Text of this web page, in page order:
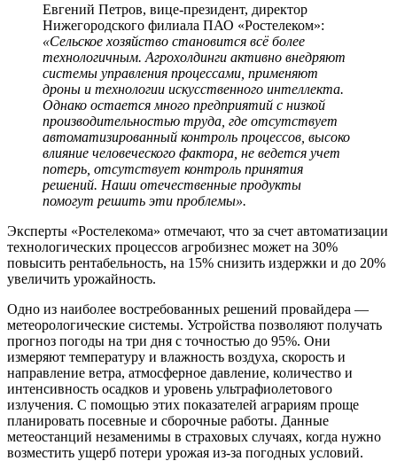
Евгений Петров, вице-президент, директор
Нижегородского филиала ПАО «Ростелеком»:
«Сельское хозяйство становится всё более
технологичным. Агрохолдинги активно внедряют
системы управления процессами, применяют
дроны и технологии искусственного интеллекта.
Однако остается много предприятий с низкой
производительностью труда, где отсутствует
автоматизированный контроль процессов, высоко
влияние человеческого фактора, не ведется учет
потерь, отсутствует контроль принятия
решений. Наши отечественные продукты
помогут решить эти проблемы».
Эксперты «Ростелекома» отмечают, что за счет автоматизации
технологических процессов агробизнес может на 30%
повысить рентабельность, на 15% снизить издержки и до 20%
увеличить урожайность.
Одно из наиболее востребованных решений провайдера —
метеорологические системы. Устройства позволяют получать
прогноз погоды на три дня с точностью до 95%. Они
измеряют температуру и влажность воздуха, скорость и
направление ветра, атмосферное давление, количество и
интенсивность осадков и уровень ультрафиолетового
излучения. С помощью этих показателей аграриям проще
планировать посевные и сборочные работы. Данные
метеостанций незаменимы в страховых случаях, когда нужно
возместить ущерб потери урожая из-за погодных условий.